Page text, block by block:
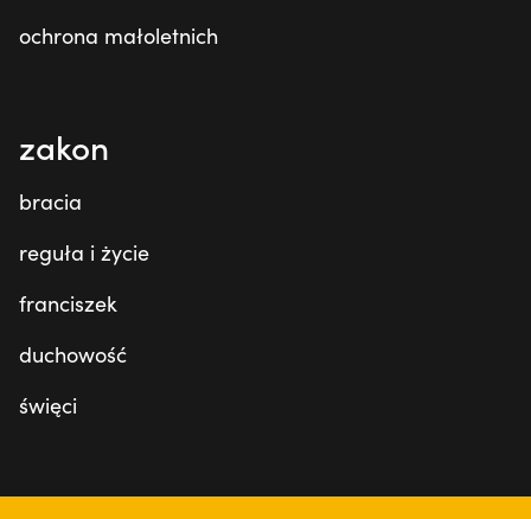
ochrona małoletnich
zakon
bracia
reguła i życie
franciszek
duchowość
święci